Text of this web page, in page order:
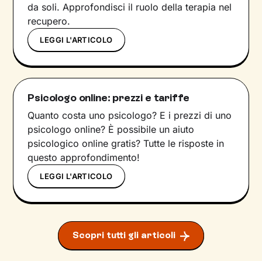
da soli. Approfondisci il ruolo della terapia nel
recupero.
LEGGI L'ARTICOLO
Psicologo online: prezzi e tariffe
Quanto costa uno psicologo? E i prezzi di uno
psicologo online? È possibile un aiuto
psicologico online gratis? Tutte le risposte in
questo approfondimento!
LEGGI L'ARTICOLO
Scopri tutti gli articoli